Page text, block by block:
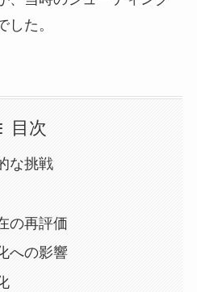
た。
目次
な挑戦
の再評価
への影響